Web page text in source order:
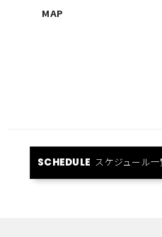
MAP
SCHEDULE スケジュール